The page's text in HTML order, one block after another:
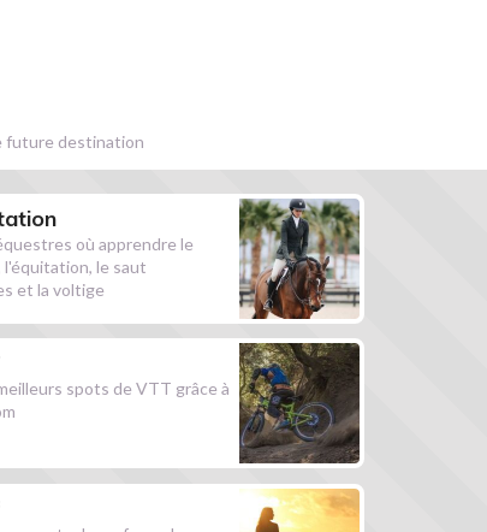
future destination
où apprendre le
l'équitation, le saut
et la voltige
spots de VTT grâce à